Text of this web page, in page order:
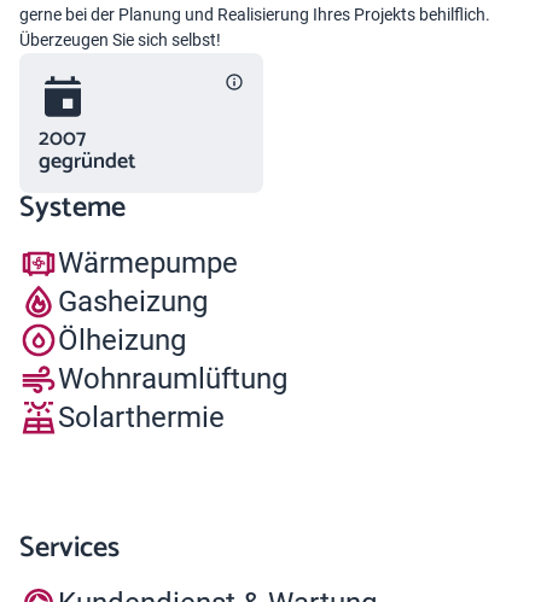
gerne bei der Planung und Realisierung Ihres Projekts behilflich.
Überzeugen Sie sich selbst!
2007
gegründet
Systeme
Wärmepumpe
Gasheizung
Ölheizung
Wohnraumlüftung
Solarthermie
Services